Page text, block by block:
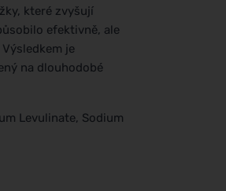
které zvyšují
efektivně, ale
je
na dlouhodobé
Levulinate, Sodium